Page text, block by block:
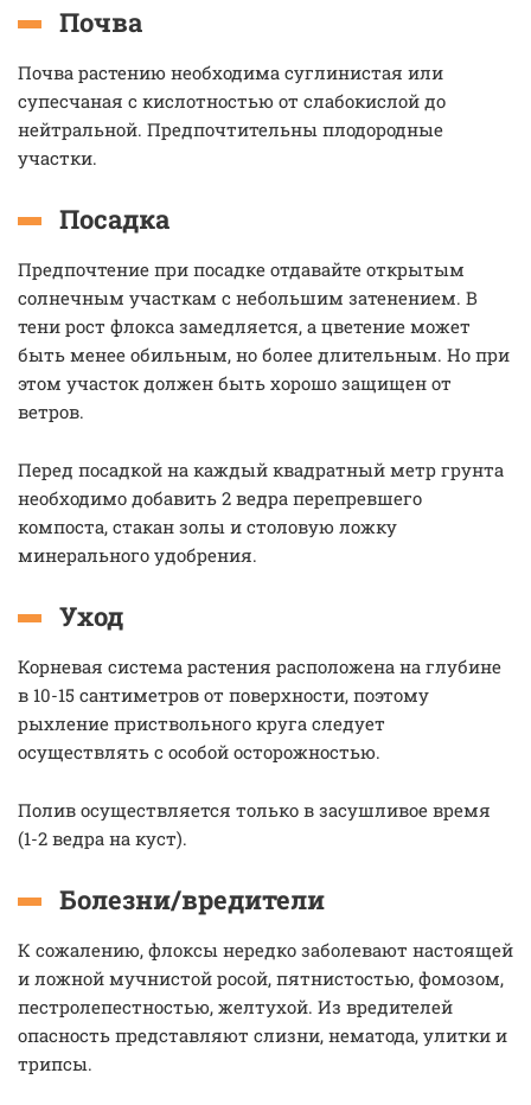
Почва
Почва растению необходима суглинистая или
супесчаная с кислотностью от слабокислой до
нейтральной. Предпочтительны плодородные
участки.
Посадка
Предпочтение при посадке отдавайте открытым
солнечным участкам с небольшим затенением. В
тени рост флокса замедляется, а цветение может
быть менее обильным, но более длительным. Но при
этом участок должен быть хорошо защищен от
ветров.
Перед посадкой на каждый квадратный метр грунта
необходимо добавить 2 ведра перепревшего
компоста, стакан золы и столовую ложку
минерального удобрения.
Уход
Корневая система растения расположена на глубине
в 10-15 сантиметров от поверхности, поэтому
рыхление приствольного круга следует
осуществлять с особой осторожностью.
Полив осуществляется только в засушливое время
(1-2 ведра на куст).
Болезни/вредители
К сожалению, флоксы нередко заболевают настоящей
и ложной мучнистой росой, пятнистостью, фомозом,
пестролепестностью, желтухой. Из вредителей
опасность представляют слизни, нематода, улитки и
трипсы.